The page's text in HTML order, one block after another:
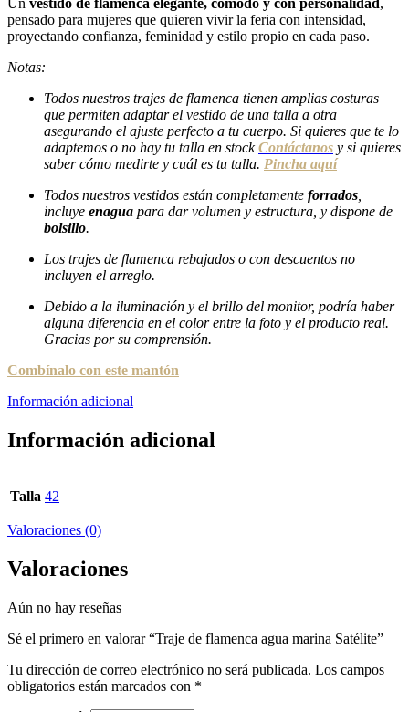
Un vestido de flamenca elegante, cómodo y con personalidad,
pensado para mujeres que quieren vivir la feria con intensidad,
proyectando confianza, feminidad y estilo propio en cada paso.
Notas:
Todos nuestros trajes de flamenca tienen amplias costuras
que permiten adaptar el vestido de una talla a otra
asegurando el ajuste perfecto a tu cuerpo. Si quieres que te lo
adaptemos o no hay tu talla en stockContáctanos y si quieres
saber cómo medirte y cuál es tu talla. Pincha aquí
Todos nuestros vestidos están completamente forrados,
incluye enagua para dar volumen y estructura, y dispone de
bolsillo.
Los trajes de flamenca rebajados o con descuentos no
incluyen el arreglo.
Debido a la iluminación y el brillo del monitor, podría haber
alguna diferencia en el color entre la foto y el producto real.
Gracias por su comprensión.
Combínalo con este mantón
Información adicional
Información adicional
Talla 42
Valoraciones (0)
Valoraciones
Aún no hay reseñas
Sé el primero en valorar “Traje de flamenca agua marina Satélite”
Tu dirección de correo electrónico no será publicada. Los campos
obligatorios están marcados con *